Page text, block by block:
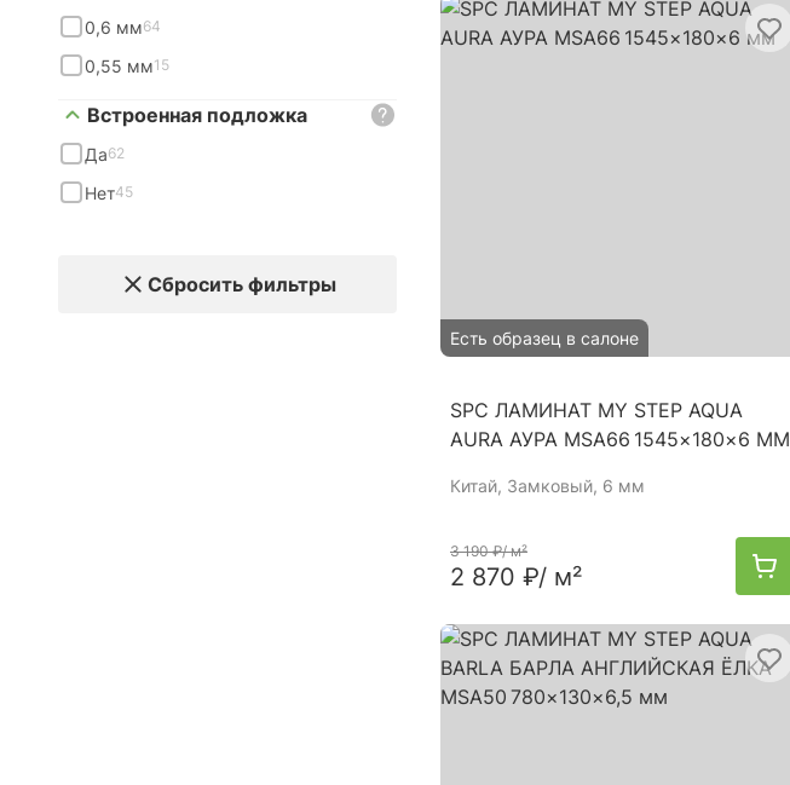
0,6 мм64
0,55 мм15
Встроенная подложка
Да62
Нет45
Сбросить фильтры
Есть образец в салоне
SPC ЛАМИНАТ MY STEP AQUA
AURA АУРА MSA66 1545×180×6 ММ
Китай, Замковый, 6 мм
3 190 ₽/ м²
2 870 ₽/ м²